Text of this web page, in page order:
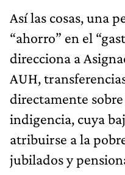
Así las cosas, una
“ahorro” en el
direcciona a
AUH,
directamente
indigencia, cuya
atribuirse a la
jubilados y